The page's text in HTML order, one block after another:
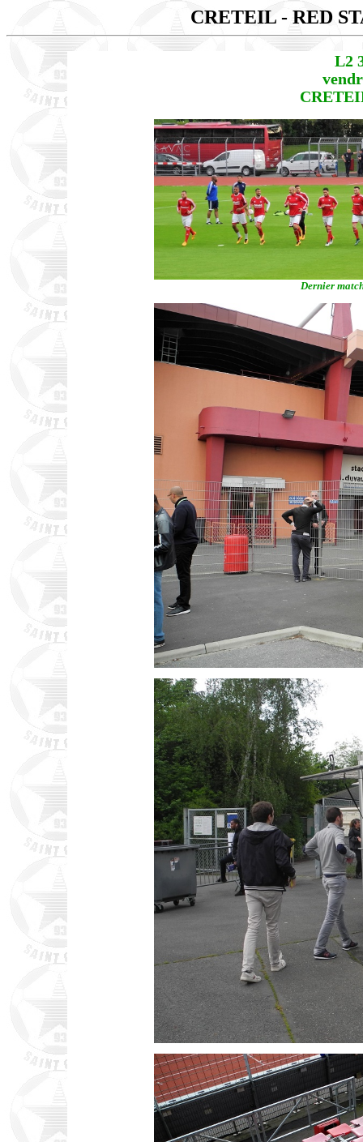
CRETEIL - RED
L2
Dernier